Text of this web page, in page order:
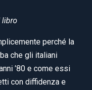
libro
perché la
che gli italiani
’80 e come essi
con diffidenza e